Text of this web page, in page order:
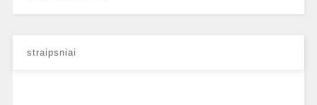
straipsniai